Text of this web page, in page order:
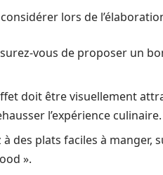
lors de
vous de proposer un
doit être visuellement
l’expérience culinaire.
à des plats faciles à
».